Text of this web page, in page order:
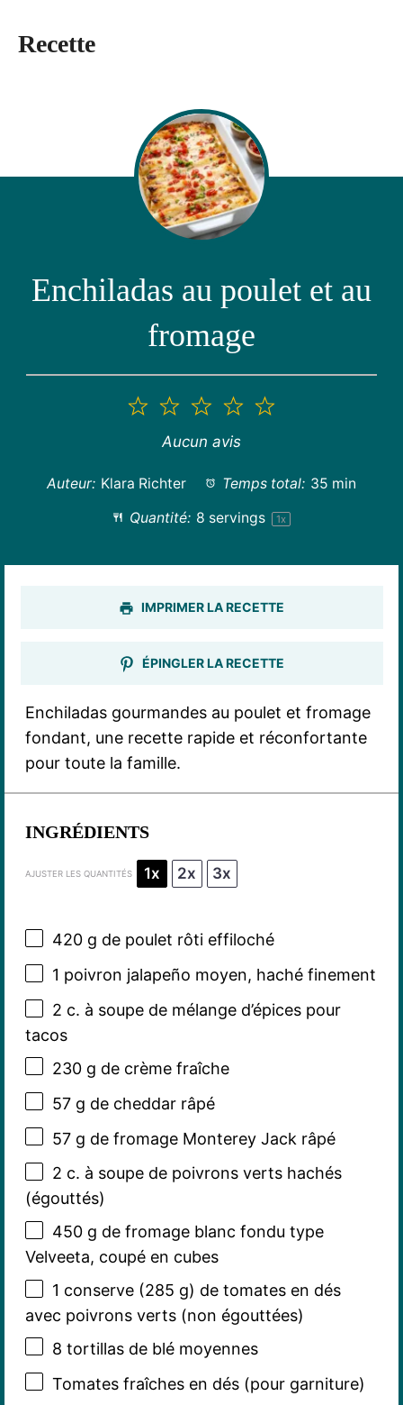
Recette
Enchiladas au poulet et au
fromage
5
4
3
étoiles
2
étoiles
1
étoile
Aucun avis
Auteur: Klara Richter Temps total: 35 min
Quantité: 8 servings 1x
IMPRIMER LA RECETTE
ÉPINGLER LA RECETTE
Enchiladas gourmandes au poulet et fromage
fondant, une recette rapide et réconfortante
pour toute la famille.
INGRÉDIENTS
AJUSTER LES QUANTITÉS 1x 2x 3x
420 g de poulet rôti effiloché
1 poivron jalapeño moyen, haché finement
2 c. à soupe de mélange d’épices pour
tacos
230 g de crème fraîche
57 g de cheddar râpé
57 g de fromage Monterey Jack râpé
2 c. à soupe de poivrons verts hachés
(égouttés)
450 g de fromage blanc fondu type
Velveeta, coupé en cubes
1 conserve (285 g) de tomates en dés
avec poivrons verts (non égouttées)
8 tortillas de blé moyennes
Tomates fraîches en dés (pour garniture)